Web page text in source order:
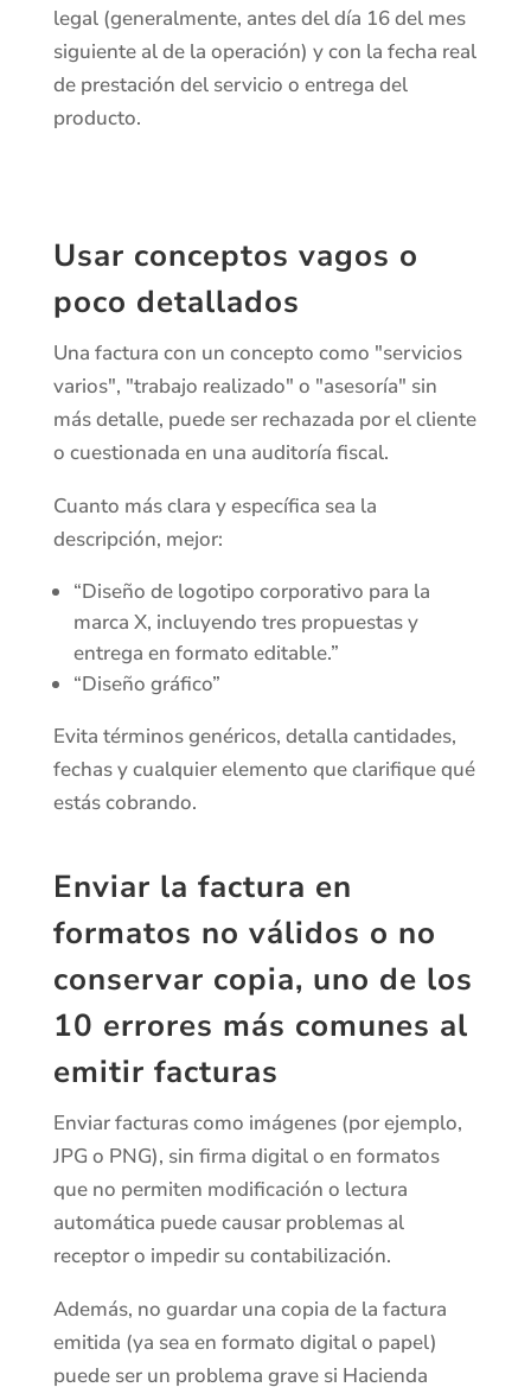
legal (generalmente, antes del día 16 del mes
siguiente al de la operación) y con la fecha real
de prestación del servicio o entrega del
producto.
Usar conceptos vagos o
poco detallados
Una factura con un concepto como "servicios
varios", "trabajo realizado" o "asesoría" sin
más detalle, puede ser rechazada por el cliente
o cuestionada en una auditoría fiscal.
Cuanto más clara y específica sea la
descripción, mejor:
“Diseño de logotipo corporativo para la
marca X, incluyendo tres propuestas y
entrega en formato editable.”
“Diseño gráfico”
Evita términos genéricos, detalla cantidades,
fechas y cualquier elemento que clarifique qué
estás cobrando.
Enviar la factura en
formatos no válidos o no
conservar copia, uno de los
10 errores más comunes al
emitir facturas
Enviar facturas como imágenes (por ejemplo,
JPG o PNG), sin firma digital o en formatos
que no permiten modificación o lectura
automática puede causar problemas al
receptor o impedir su contabilización.
Además, no guardar una copia de la factura
emitida (ya sea en formato digital o papel)
puede ser un problema grave si Hacienda